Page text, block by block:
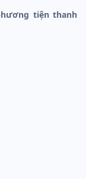
tiện thanh